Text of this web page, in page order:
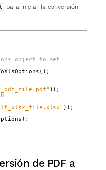
para iniciar la conversión.
object to set
();
));
));
);
de PDF a